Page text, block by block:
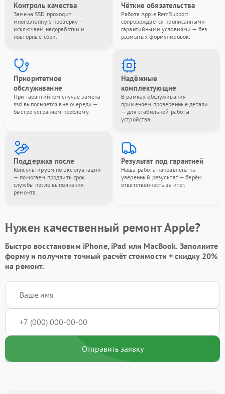
Контроль качества
Замена SSD проходит
многоэтапную проверку —
исключаем недоработки и
повторные сбои.
Чёткие обязательства
Работа Apple RemSupport
сопровождается прописанными
гарантийными условиями — без
размытых формулировок.
Приоритетное
обслуживание
При гарантийном случае замена
ssd выполняется вне очереди —
быстро устраняем проблему.
Надёжные
комплектующие
В рамках обслуживания
применяем проверенные детали
— для стабильной работы
устройства.
Поддержка после
Консультируем по эксплуатации
— помогаем продлить срок
службы после выполнения
ремонта.
Результат под гарантией
Наша работа направлена на
уверенный результат — берём
ответственность за итог.
Нужен качественный ремонт Apple?
Быстро восстановим iPhone, iPad или MacBook. Заполните
формуи получите точный расчёт стоимости +скидку 20%
на ремонт.
Отправить заявку